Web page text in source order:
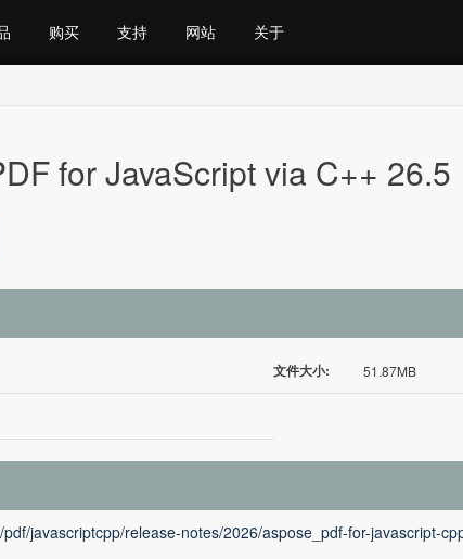
购买 支持 网站 关于
for JavaScript via C++ 26.5
文件大小: 51.87MB
javascriptcpp/release-notes/2026/aspose_pdf-for-javascript-